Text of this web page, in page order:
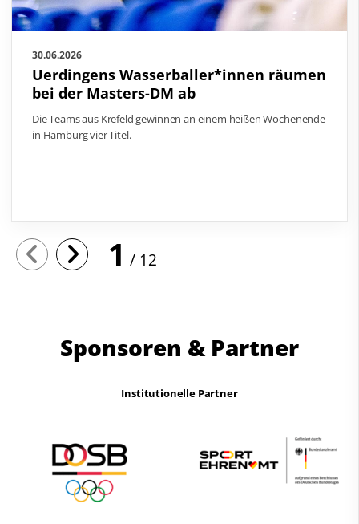
30.06.2026
Uerdingens Wasserballer*innen räumen
bei der Masters-DM ab
Die Teams aus Krefeld gewinnen an einem heißen Wochenende
in Hamburg vier Titel.
1 12
Sponsoren & Partner
Institutionelle Partner